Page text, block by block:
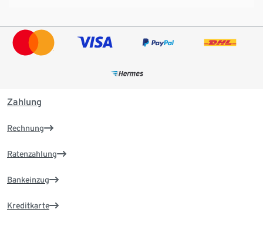
Zahlung
Rechnung
Ratenzahlung
Bankeinzug
Kreditkarte